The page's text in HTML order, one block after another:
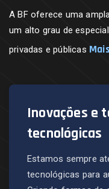
A BF oferece uma
um alto grau de
privadas e públicas
Inovações e
tecnológicas
Estamos sempre
tecnológicas para